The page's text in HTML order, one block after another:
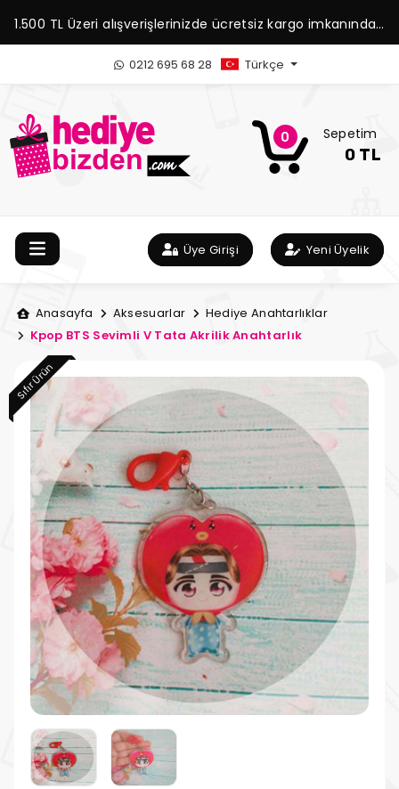
1.500 TL Üzeri alışverişlerinizde ücretsiz kargo imkanından
yararlanabilirsiniz.
0212 695 68 28 Türkçe
0 Sepetim
0 TL
Üye Girişi Yeni Üyelik
Anasayfa Aksesuarlar
Hediye Anahtarlıklar
Kpop BTS Sevimli V Tata Akrilik Anahtarlık
Sıfır Ürün